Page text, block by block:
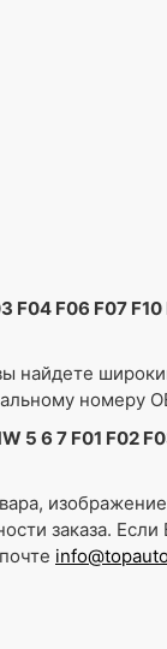
F04 F06 F07
найдете
номеру
5 6 7 F01 F02
заказа.